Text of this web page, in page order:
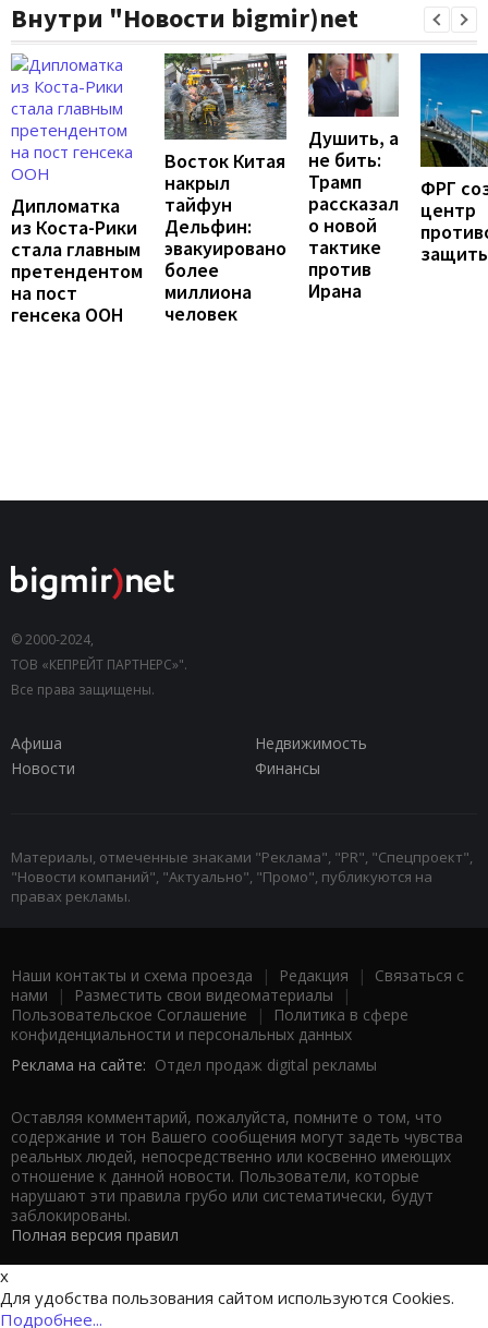
Внутри "Новости bigmir)net
Дипломатка
из Коста-Рики
стала главным
претендентом
на пост
генсека ООН
Восток Китая
накрыл
тайфун
Дельфин:
эвакуировано
более
миллиона
человек
Душить, а
не бить:
Трамп
рассказал
о новой
тактике
против
Ирана
ФРГ
центр
© 2000-2024,
ТОВ «КЕПРЕЙТ ПАРТНЕРС»".
Все права защищены.
Афиша
Недвижимость
Новости
Финансы
Материалы, отмеченные знаками "Реклама", "PR", "Спецпроект",
"Новости компаний", "Актуально", "Промо", публикуются на
правах рекламы.
Наши контакты и схема проезда | Редакция | Связаться с
нами | Разместить свои видеоматериалы |
Пользовательское Соглашение |
Политика в сфере
конфиденциальности и персональных данных
Реклама на сайте: Отдел продаж digital рекламы
Оставляя комментарий, пожалуйста, помните о том, что
содержание и тон Вашего сообщения могут задеть чувства
реальных людей, непосредственно или косвенно имеющих
отношение к данной новости. Пользователи, которые
нарушают эти правила грубо или систематически, будут
заблокированы.
Полная версия правил
x
Для удобства пользования сайтом используются Cookies.
Подробнее...